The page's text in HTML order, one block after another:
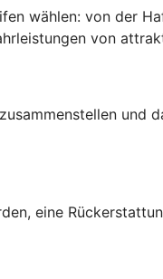
wählen: von der
von
und
eine